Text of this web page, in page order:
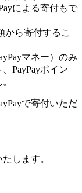
による寄付もで
から寄付するこ
マネー）のみ
PayPayポイン
で寄付いただ
します。